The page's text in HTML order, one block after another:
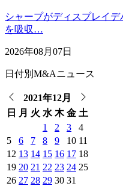
シャープがディスプレイ
を吸収…
2026年08月07日
日付別M&Aニュース
2021年12月
日
月 火 水 木 金 土
1
2 3
4
5
6 7 8 9 10 11
12 13 14 15 16 17 18
19 20 21 22 23 24 25
26 27 28 29 30 31